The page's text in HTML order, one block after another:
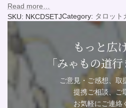
Read more…
SKU: NKCDSETJCategory: タロット
もっと広
「みゃもの道
ご意見・ご感想、取
提携ご相談、ご
お気軽にご連絡